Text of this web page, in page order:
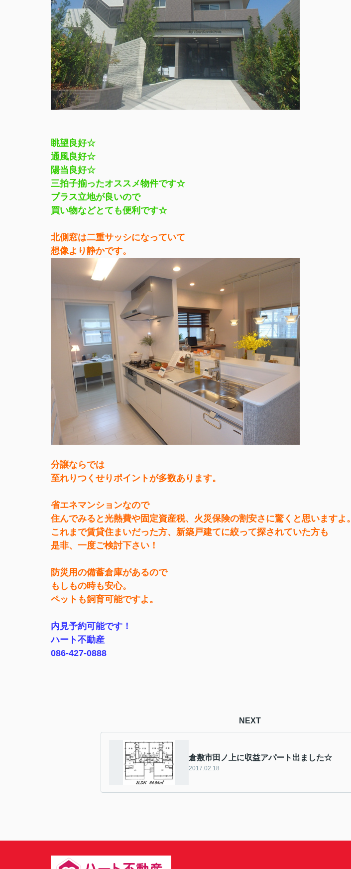
眺望良好☆
通風良好☆
陽当良好☆
三拍子揃ったオススメ物件です☆
プラス立地が良いので
買い物などとても便利です☆
北側窓は二重サッシになっていて
想像より静かです。
分譲ならでは
至れりつくせりポイントが多数あります。
省エネマンションなので
住んでみると光熱費や固定資産税、火災保険の割安さに驚くと思いますよ。
これまで賃貸住まいだった方、新築戸建てに絞って探されていた方も
是非、一度ご検討下さい！
防災用の備蓄倉庫があるので
もしもの時も安心。
ペットも飼育可能ですよ。
内見予約可能です！
ハート不動産
086-427-0888
NEXT
倉敷市田ノ上に収益アパート出ました☆
2017.02.18